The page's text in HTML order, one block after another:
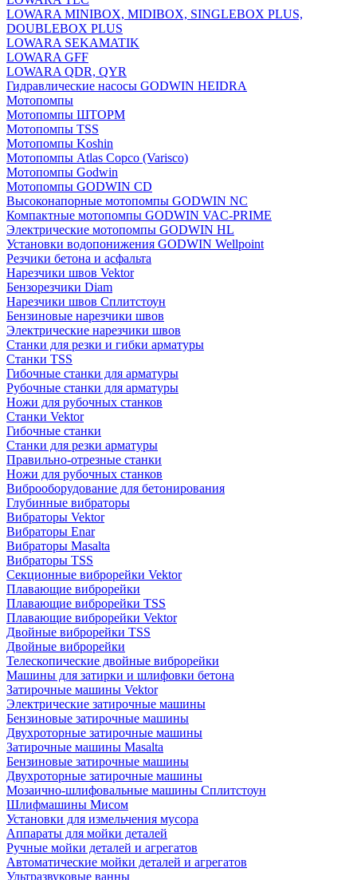
LOWARA MINIBOX, MIDIBOX, SINGLEBOX PLUS,
DOUBLEBOX PLUS
LOWARA SEKAMATIK
LOWARA GFF
LOWARA QDR, QYR
Гидравлические насосы GODWIN HEIDRA
Мотопомпы
Мотопомпы ШТОРМ
Мотопомпы TSS
Мотопомпы Koshin
Мотопомпы Atlas Copco (Varisco)
Мотопомпы Godwin
Мотопомпы GODWIN CD
Высоконапорные мотопомпы GODWIN NC
Компактные мотопомпы GODWIN VAC-PRIME
Электрические мотопомпы GODWIN HL
Установки водопонижения GODWIN Wellpoint
Резчики бетона и асфальта
Нарезчики швов Vektor
Бензорезчики Diam
Нарезчики швов Сплитстоун
Бензиновые нарезчики швов
Электрические нарезчики швов
Станки для резки и гибки арматуры
Станки TSS
Гибочные станки для арматуры
Рубочные станки для арматуры
Ножи для рубочных станков
Станки Vektor
Гибочные станки
Станки для резки арматуры
Правильно-отрезные станки
Ножи для рубочных станков
Виброоборудование для бетонирования
Глубинные вибраторы
Вибраторы Vektor
Вибраторы Enar
Вибраторы Masalta
Вибраторы TSS
Секционные виброрейки Vektor
Плавающие виброрейки
Плавающие виброрейки TSS
Плавающие виброрейки Vektor
Двойные виброрейки TSS
Двойные виброрейки
Телескопические двойные виброрейки
Машины для затирки и шлифовки бетона
Затирочные машины Vektor
Электрические затирочные машины
Бензиновые затирочные машины
Двухроторные затирочные машины
Затирочные машины Masalta
Бензиновые затирочные машины
Двухроторные затирочные машины
Мозаично-шлифовальные машины Сплитстоун
Шлифмашины Мисом
Установки для измельчения мусора
Аппараты для мойки деталей
Ручные мойки деталей и агрегатов
Автоматические мойки деталей и агрегатов
Ультразвуковые ванны